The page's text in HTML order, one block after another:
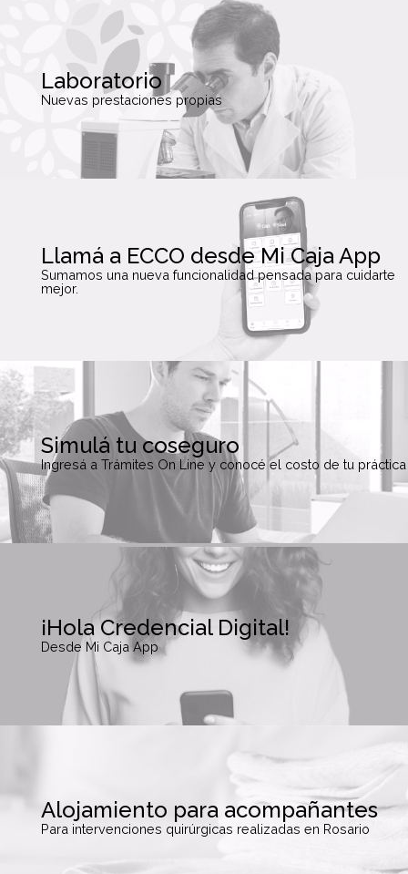
Laboratorio
Nuevas prestaciones propias
Llamá a ECCO desde Mi Caja App
Sumamos una nueva funcionalidad pensada para cuidarte
mejor.
Simulá tu coseguro
Ingresá a Trámites On Line y conocé el costo de tu práctica
¡Hola Credencial Digital!
Desde Mi Caja App
Alojamiento para acompañantes
Para intervenciones quirúrgicas realizadas en Rosario